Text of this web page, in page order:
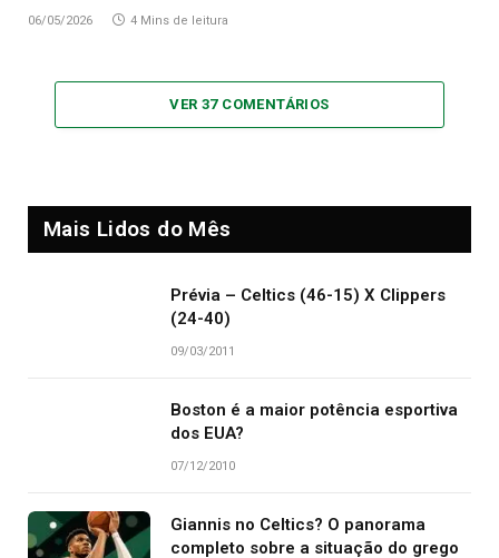
06/05/2026 4 Mins de leitura
VER 37 COMENTÁRIOS
Mais Lidos do Mês
Prévia – Celtics (46-15) X Clippers
(24-40)
09/03/2011
Boston é a maior potência esportiva
dos EUA?
07/12/2010
Giannis no Celtics? O panorama
completo sobre a situação do grego